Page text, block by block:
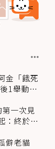
金「餓死
1舉動反
一次見
：終於找
僻老貓